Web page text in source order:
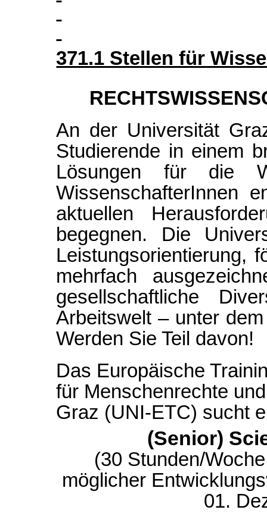
371.1 Stellen für
An der Universität
Studierende in einem
Lösungen für die
WissenschafterInnen
aktuellen
begegnen. Die
Leistungsorientierung,
mehrfach
gesellschaftliche
Arbeitswelt – unter
Werden Sie Teil davon!
Das Europäische
für Menschenrechte
Graz (UNI-ETC) sucht
(Senior)
(30 Stunden/
möglicher
01.